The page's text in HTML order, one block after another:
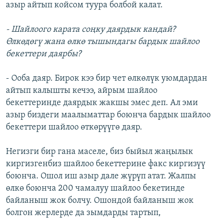
азыр айтып койсом туура болбой калат.
- Шайлоого карата соңку даярдык кандай?
Өлкөдөгү жана өлкө тышындагы бардык шайлоо
бекеттери даярбы?
- Ооба даяр. Бирок кээ бир чет өлкөлүк уюмдардан
айтып калышты кечээ, айрым шайлоо
бекеттеринде даярдык жакшы эмес деп. Ал эми
азыр биздеги маалыматтар боюнча бардык шайлоо
бекеттери шайлоо өткөрүүгө даяр.
Негизги бир гана маселе, биз быйыл жаңылык
киргизгенбиз шайлоо бекеттерине факс киргизүү
боюнча. Ошол иш азыр дале жүрүп атат. Жалпы
өлкө боюнча 200 чамалуу шайлоо бекетинде
байланыш жок болчу. Ошондой байланыш жок
болгон жерлерде да зымдарды тартып,